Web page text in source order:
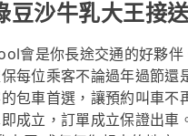
沙牛乳大王接送
會是你長途交通的好夥
每位乘客不論過年過節
包車首選，讓預約叫車
成立，訂單成立保證出